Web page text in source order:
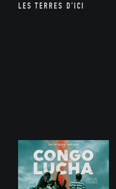
LES TERRES D’ICI